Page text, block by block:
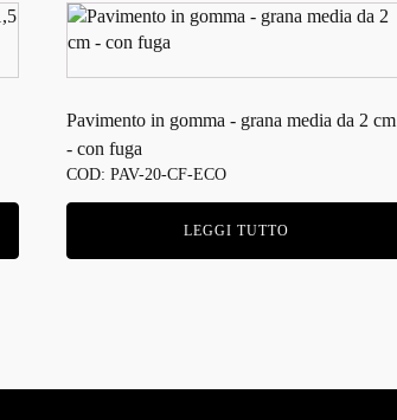
Pavimento in gomma - grana media da 2 cm
- con fuga
COD: PAV-20-CF-ECO
LEGGI TUTTO